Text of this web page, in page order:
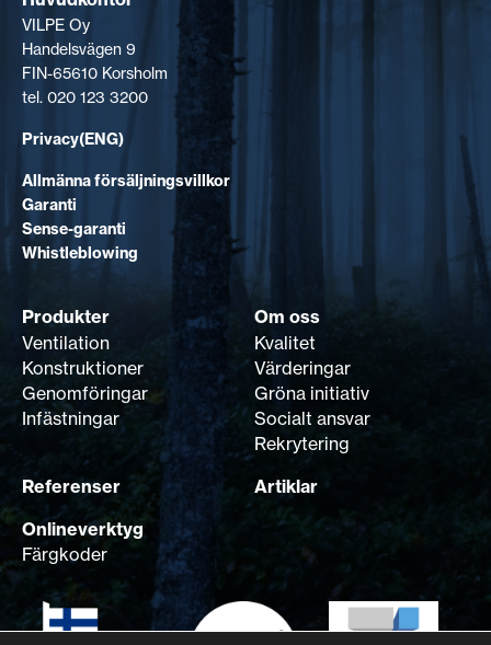
VILPE Oy
Handelsvägen 9
FIN-65610 Korsholm
tel. 020 123 3200
Privacy(ENG)
Allmänna försäljningsvillkor
Garanti
Sense-garanti
Whistleblowing
Produkter
Ventilation
Konstruktioner
Genomföringar
Infästningar
Om oss
Kvalitet
Värderingar
Gröna initiativ
Socialt ansvar
Rekrytering
Referenser
Artiklar
Onlineverktyg
Färgkoder